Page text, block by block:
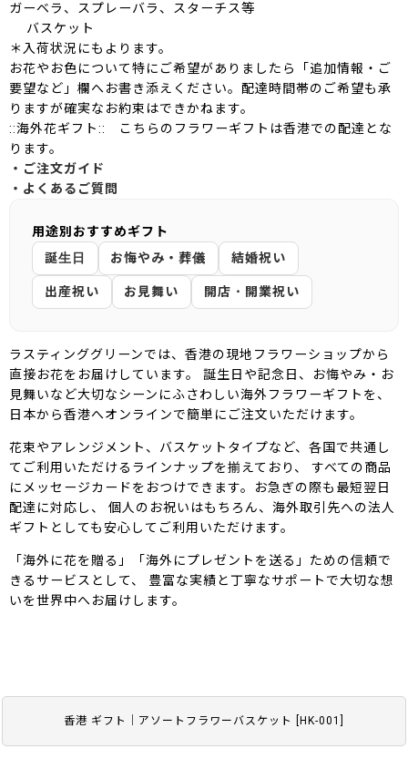
香港 ギフト｜アソートフラワーバスケット HK-001
ガーベラ、スプレーバラ、スターチス等
バスケット
＊入荷状況にもよります。
お花やお色について特にご希望がありましたら「追加情報・ご
要望など」欄へお書き添えください。配達時間帯のご希望も承
りますが確実なお約束はできかねます。
::海外花ギフト:: こちらのフラワーギフトは香港での配達とな
ります。
・ご注文ガイド
・よくあるご質問
用途別おすすめギフト
誕生日
お悔やみ・葬儀
結婚祝い
出産祝い
お見舞い 開店・開業祝い
ラスティンググリーンでは、香港の現地フラワーショップから
直接お花をお届けしています。 誕生日や記念日、お悔やみ・お
見舞いなど大切なシーンにふさわしい海外フラワーギフトを、
日本から香港へオンラインで簡単にご注文いただけます。
花束やアレンジメント、バスケットタイプなど、各国で共通し
てご利用いただけるラインナップを揃えており、 すべての商品
にメッセージカードをおつけできます。お急ぎの際も最短翌日
配達に対応し、 個人のお祝いはもちろん、海外取引先への法人
ギフトとしても安心してご利用いただけます。
「海外に花を贈る」「海外にプレゼントを送る」ための信頼で
きるサービスとして、 豊富な実績と丁寧なサポートで大切な想
いを世界中へお届けします。